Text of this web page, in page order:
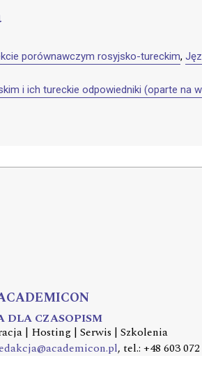
porównawczym rosyjsko-tureckim,
i ich tureckie odpowiedniki (oparte na
DLA CZASOPISM
| Hosting | Serwis | Szkolenia
, tel.: +48 603 072